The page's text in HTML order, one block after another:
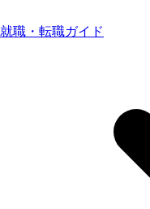
就職・転職ガイド